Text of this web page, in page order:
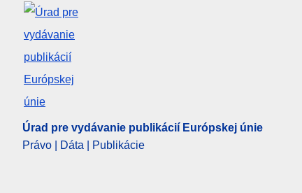
Úrad pre vydávanie publikácií Európskej únie
Právo | Dáta | Publikácie